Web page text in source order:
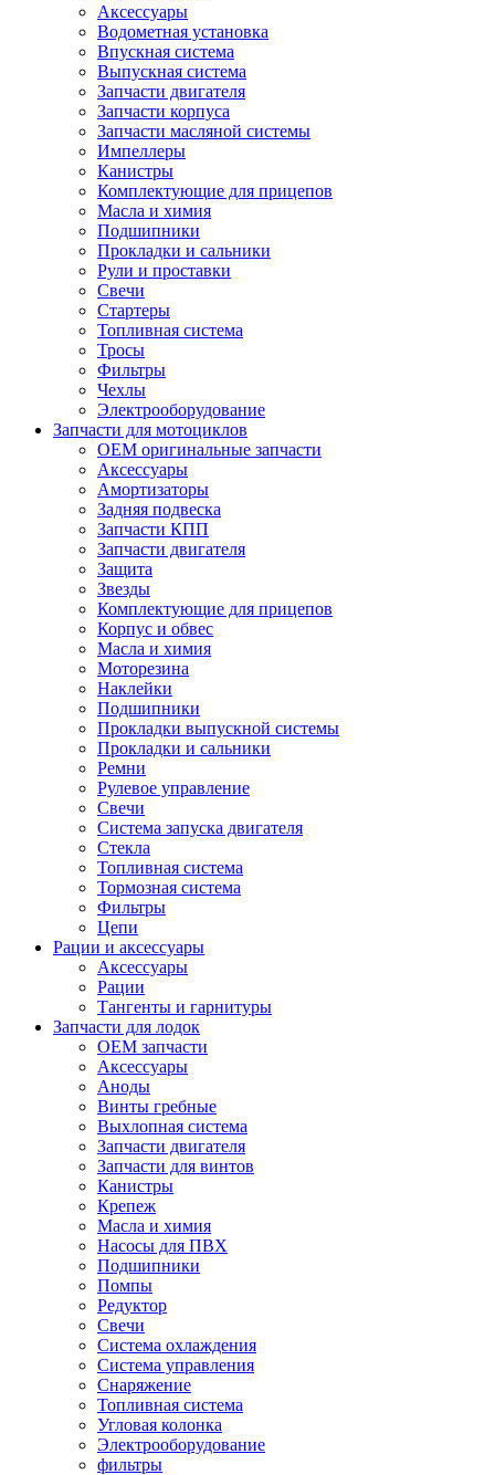
Аксессуары
Водометная установка
Впускная система
Выпускная система
Запчасти двигателя
Запчасти корпуса
Запчасти масляной системы
Импеллеры
Канистры
Комплектующие для прицепов
Масла и химия
Подшипники
Прокладки и сальники
Рули и проставки
Свечи
Стартеры
Топливная система
Тросы
Фильтры
Чехлы
Электрооборудование
Запчасти для мотоциклов
OEM оригинальные запчасти
Аксессуары
Амортизаторы
Задняя подвеска
Запчасти КПП
Запчасти двигателя
Защита
Звезды
Комплектующие для прицепов
Корпус и обвес
Масла и химия
Моторезина
Наклейки
Подшипники
Прокладки выпускной системы
Прокладки и сальники
Ремни
Рулевое управление
Свечи
Система запуска двигателя
Стекла
Топливная система
Тормозная система
Фильтры
Цепи
Рации и аксессуары
Аксессуары
Рации
Тангенты и гарнитуры
Запчасти для лодок
OEM запчасти
Аксессуары
Аноды
Винты гребные
Выхлопная система
Запчасти двигателя
Запчасти для винтов
Канистры
Крепеж
Масла и химия
Насосы для ПВХ
Подшипники
Помпы
Редуктор
Свечи
Система охлаждения
Система управления
Снаряжение
Топливная система
Угловая колонка
Электрооборудование
фильтры